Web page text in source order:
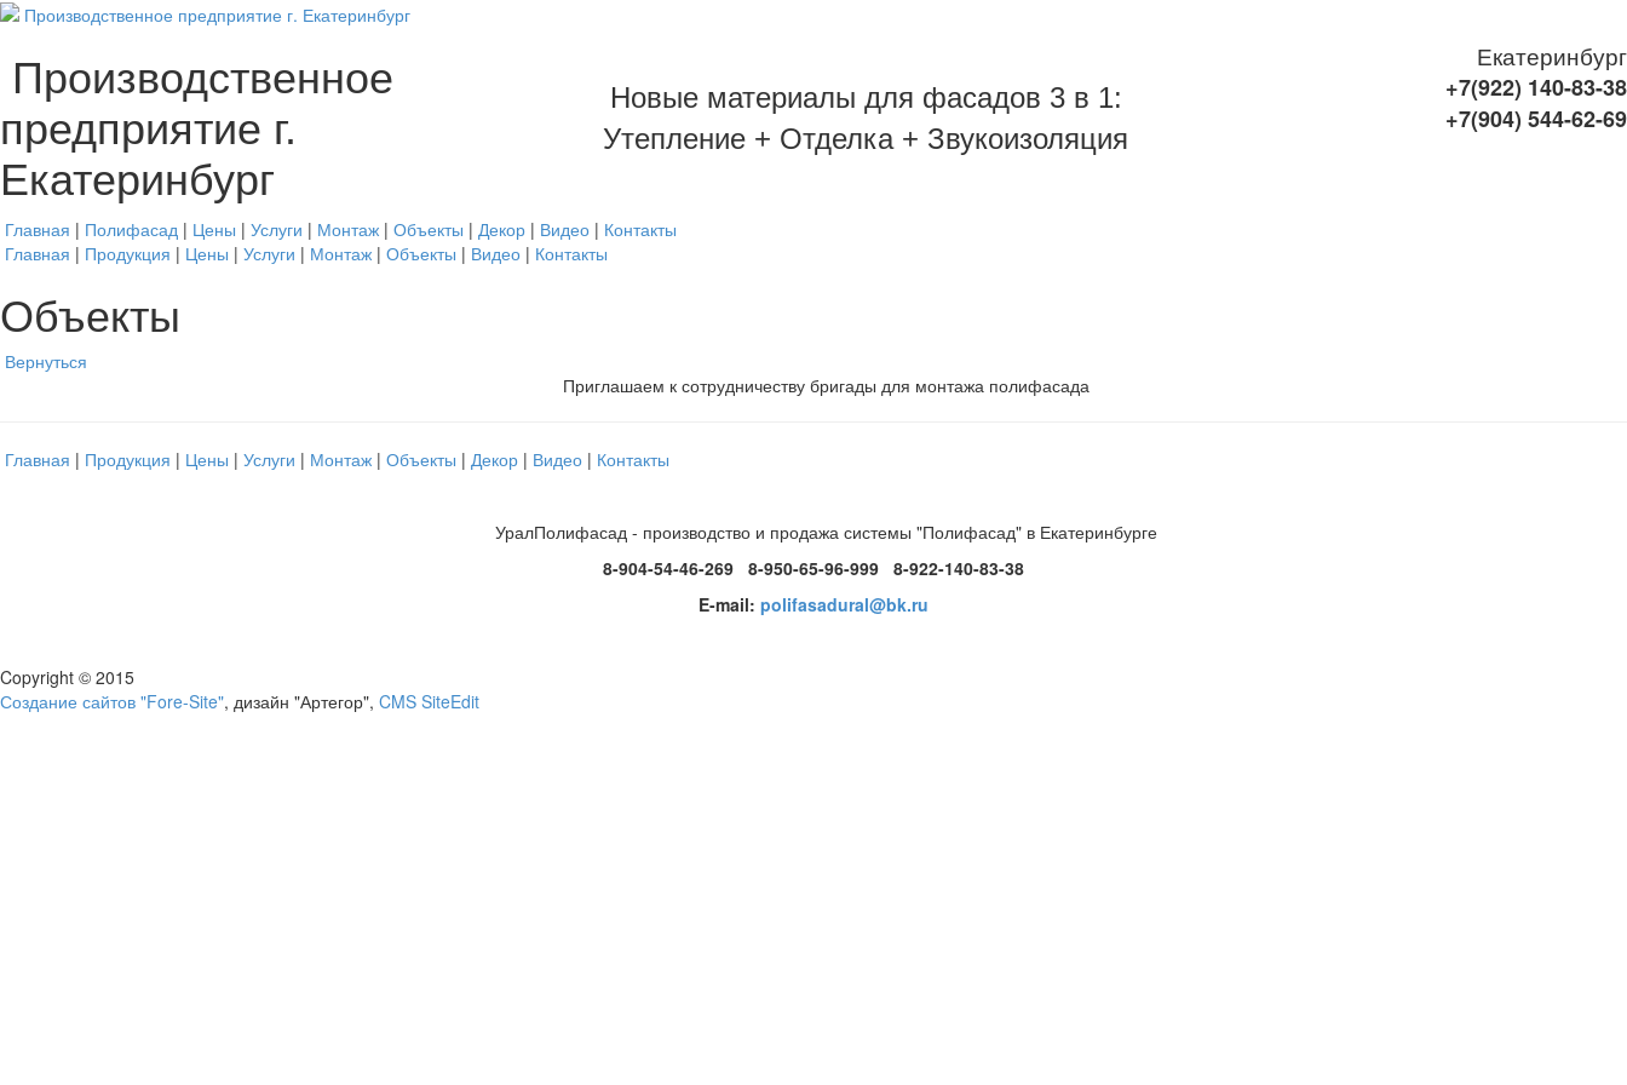
Производственное
предприятие г.
Екатеринбург
Новые материалы для фасадов 3 в 1:
Утепление + Отделка + Звукоизоляция
Екатеринбург
+7(922) 140-83-38
+7(904) 544-62-69
Главная | Полифасад | Цены | Услуги | Монтаж | Объекты | Декор | Видео | Контакты
Главная | Продукция | Цены | Услуги | Монтаж | Объекты | Видео | Контакты
Объекты
Вернуться
Приглашаем к сотрудничеству бригады для монтажа полифасада
Главная | Продукция | Цены | Услуги | Монтаж | Объекты | Декор | Видео | Контакты
УралПолифасад - производство и продажа системы "Полифасад" в Екатеринбурге
8-904-54-46-269 8-950-65-96-999 8-922-140-83-38
E-mail: polifasadural@bk.ru
Copyright © 2015
Создание сайтов "Fore-Site", дизайн "Артегор", CMS SiteEdit